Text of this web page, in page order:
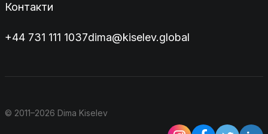
Контакти
+44 731 111 1037dima@kiselev.global
© 2011–2026 Dima Kiselev